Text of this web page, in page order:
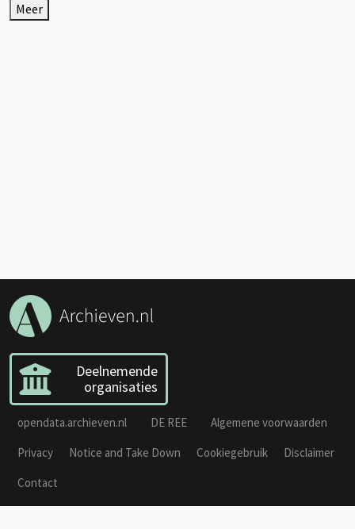
Meer
Deelnemende
organisaties
opendata.archieven.nl DE REE
Algemene voorwaarden
Privacy
Notice and Take Down Cookiegebruik
Disclaimer
Contact